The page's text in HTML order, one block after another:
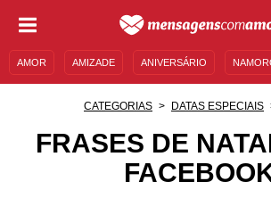
AMOR AMIZADE ANIVERSÁRIO
MENSAGENS E FRASES MENSAGENS DE
CATEGORIAS DATAS ESPECIAIS
FRASES DE